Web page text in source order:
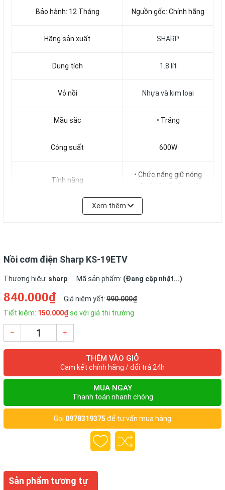
Bảo hành: 12 Tháng Nguồn gốc: Chính hãng
Hãng sản xuất SHARP
Dung tích 1.8 lít
Vỏ nồi Nhựa và kim loại
Mầu sắc • Trắng
Công suất 600W
Tính năng
• Chức năng giữ nóng
Xem thêm
Nồi cơm điện Sharp KS-19ETV
Thương hiệu: sharp Mã sản phẩm: (Đang cập nhật...)
840.000₫ Giá niêm yết: 990.000₫
Tiết kiệm: 150.000₫so với giá thị trường
– +
THÊM VÀO GIỎ
Cam kết chính hãng / đổi trả 24h
MUA NGAY
Thanh toán nhanh chóng
Gọi 0978319375 để tư vấn mua hàng
Sản phẩm tương tự